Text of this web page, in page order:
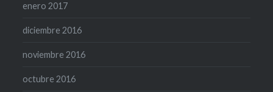
enero 2017
diciembre 2016
noviembre 2016
octubre 2016